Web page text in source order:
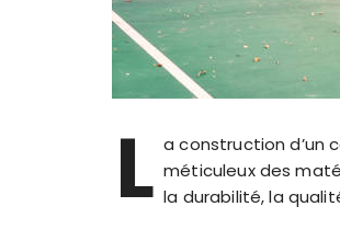
L a construction d’un
méticuleux des
la durabilité, la